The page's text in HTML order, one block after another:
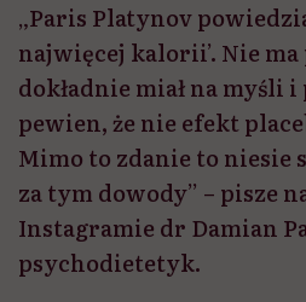
„Paris Platynov
najwięcej kalorii’. Nie ma
dokładnie miał na myśli
pewien, że nie efekt
Mimo to zdanie to niesie
za tym dowody” – pisze
Instagramie dr Damian
psychodietetyk.